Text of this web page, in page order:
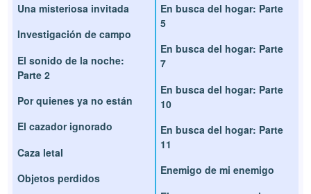
Una misteriosa invitada
Investigación de campo
El sonido de la noche:
Parte 2
Por quienes ya no están
El cazador ignorado
Caza letal
Objetos perdidos
En busca del hogar: Parte
5
En busca del hogar: Parte
7
En busca del hogar: Parte
10
En busca del hogar: Parte
11
Enemigo de mi enemigo